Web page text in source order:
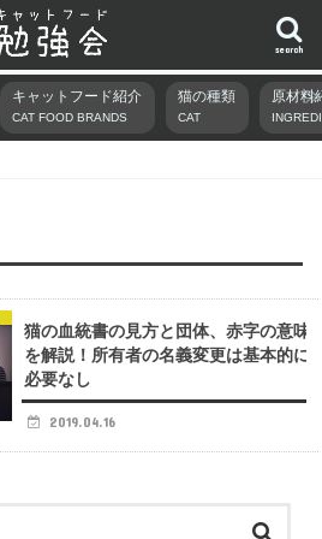
search
キャットフード紹介
CAT FOOD BRANDS
猫の種類
CAT
原材料
猫の血統書の見方と団体、赤字の意味
を解説！所有者の名義変更は基本的に
必要なし
2019.04.16